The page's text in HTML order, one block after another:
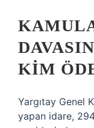
KIM
Yargıtay Genel
yapan idare,